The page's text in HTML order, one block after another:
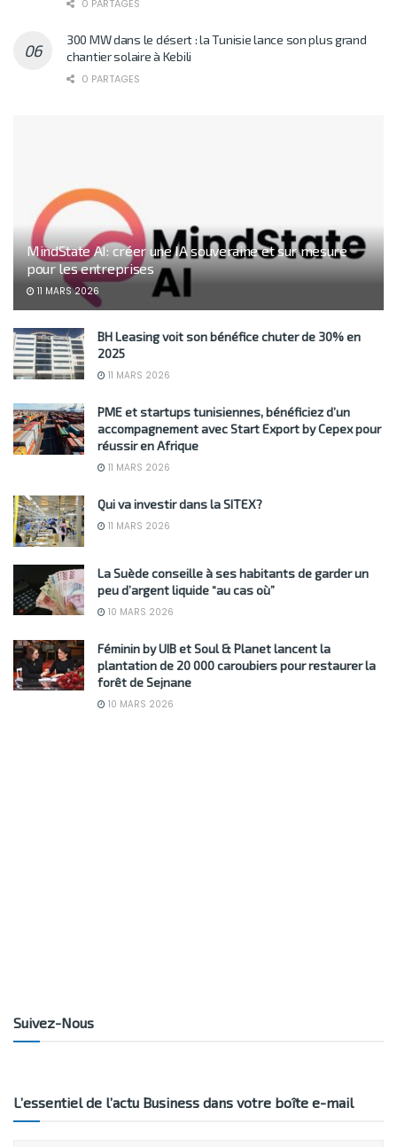
0 PARTAGES
300 MW dans le désert : la Tunisie lance son plus grand
chantier solaire à Kebili
0 PARTAGES
MindState AI: créer une IA souveraine et sur mesure
pour les entreprises
11 MARS 2026
BH Leasing voit son bénéfice chuter de 30% en
2025
11 MARS 2026
PME et startups tunisiennes, bénéficiez d’un
accompagnement avec Start Export by Cepex pour
réussir en Afrique
11 MARS 2026
Qui va investir dans la SITEX?
11 MARS 2026
La Suède conseille à ses habitants de garder un
peu d’argent liquide “au cas où”
10 MARS 2026
Féminin by UIB et Soul & Planet lancent la
plantation de 20 000 caroubiers pour restaurer la
forêt de Sejnane
10 MARS 2026
Suivez-Nous
L’essentiel de l’actu Business dans votre boîte e-mail